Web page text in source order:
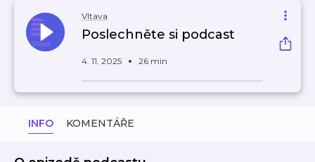
Vltava
Poslechněte si podcast
4. 11. 2025 26 min
INFO KOMENTÁŘE